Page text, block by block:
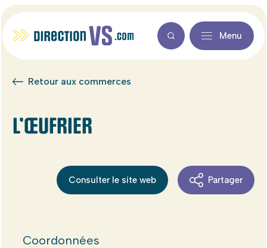
Menu
Retour aux commerces
L’ŒUFRIER
Consulter le site web Partager
Coordonnées